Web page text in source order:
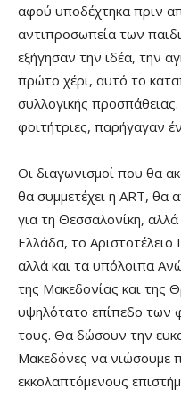
αφού υποδέχτηκα πριν
αντιπροσωπεία των
εξήγησαν την ιδέα, την
πρώτο χέρι, αυτό το
συλλογικής προσπάθειας.
φοιτήτριες, παρήγαγαν
Οι διαγωνισμοί που θα
θα συμμετέχει η ART, θα
για τη Θεσσαλονίκη, αλλά
Ελλάδα, το
αλλά και τα υπόλοιπα
της Μακεδονίας και της
υψηλότατο επίπεδο των
τους. Θα δώσουν την
Μακεδόνες να νιώσουμε
εκκολαπτόμενους